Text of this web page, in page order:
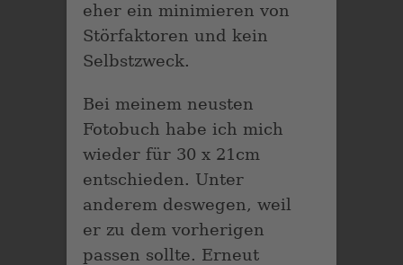
eher ein minimieren von
Störfaktoren und kein
Selbstzweck.
Bei meinem neusten
Fotobuch habe ich mich
wieder für 30 x 21cm
entschieden. Unter
anderem deswegen, weil
er zu dem vorherigen
passen sollte. Erneut